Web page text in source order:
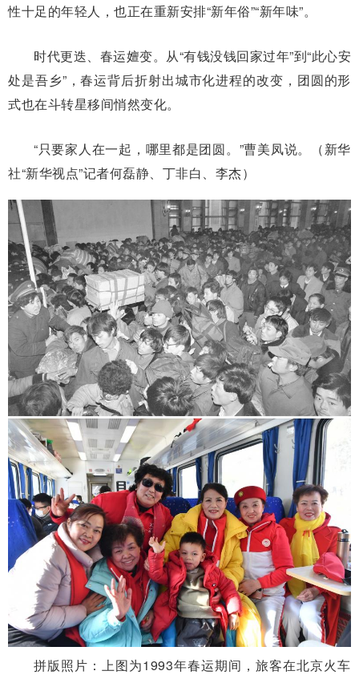
性十足的年轻人，也正在重新安排“新年俗”“新年味”。
时代更迭、春运嬗变。从“有钱没钱回家过年”到“此心安
处是吾乡”，春运背后折射出城市化进程的改变，团圆的形
式也在斗转星移间悄然变化。
“只要家人在一起，哪里都是团圆。”曹美凤说。（新华
社“新华视点”记者何磊静、丁非白、李杰）
拼版照片：上图为1993年春运期间，旅客在北京火车